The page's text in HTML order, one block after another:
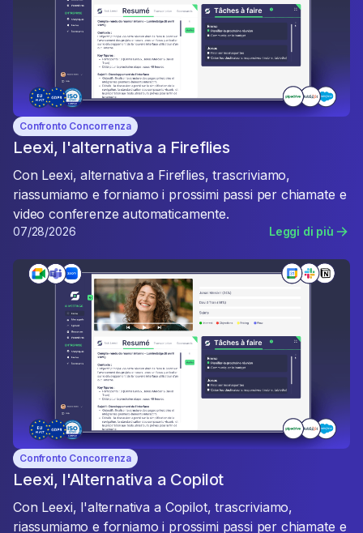
Confronto Concorrenza
Leexi, l'alternativa a Fireflies
Con Leexi, alternativa a Fireflies, trascriviamo,
riassumiamo e forniamo i prossimi passi per chiamate e
video conferenze automaticamente.
07/28/2026 Leggi di più
Confronto Concorrenza
Leexi, l'Alternativa a Copilot
Con Leexi, l'alternativa a Copilot, trascriviamo,
riassumiamo e forniamo i prossimi passi per chiamate e